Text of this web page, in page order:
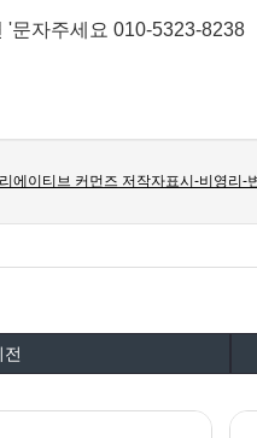
'문자주세요 010-5323-8238
에이티브 커먼즈 저작자표시-비영리-